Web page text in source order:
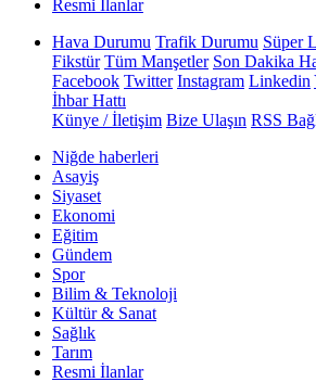
Resmi İlanlar
Hava Durumu Trafik Durumu Süper
Fikstür Tüm Manşetler Son Dakika
Facebook Twitter Instagram Linkedin
İhbar Hattı
Künye / İletişim Bize Ulaşın RSS
Niğde haberleri
Asayiş
Siyaset
Ekonomi
Eğitim
Gündem
Spor
Bilim & Teknoloji
Kültür & Sanat
Sağlık
Tarım
Resmi İlanlar